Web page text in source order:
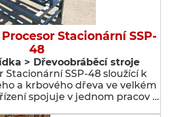
Stacionární SSP-
48
> Dřevoobráběcí stroje
Stacionární SSP-48 sloužící k
a krbového dřeva ve velkém
spojuje v jednom pracov …